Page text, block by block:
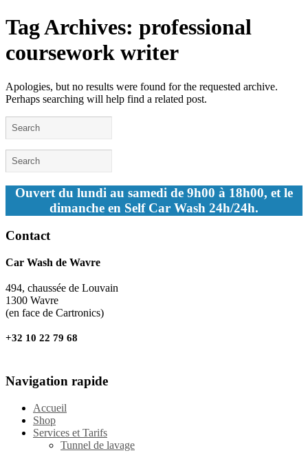
Tag Archives: professional
coursework writer
Apologies, but no results were found for the requested archive.
Perhaps searching will help find a related post.
Ouvert du lundi au samedi de 9h00 à 18h00, et le
dimanche en Self Car Wash 24h/24h.
Contact
Car Wash de Wavre
494, chaussée de Louvain
1300 Wavre
(en face de Cartronics)
+32 10 22 79 68
Navigation rapide
Accueil
Shop
Services et Tarifs
Tunnel de lavage